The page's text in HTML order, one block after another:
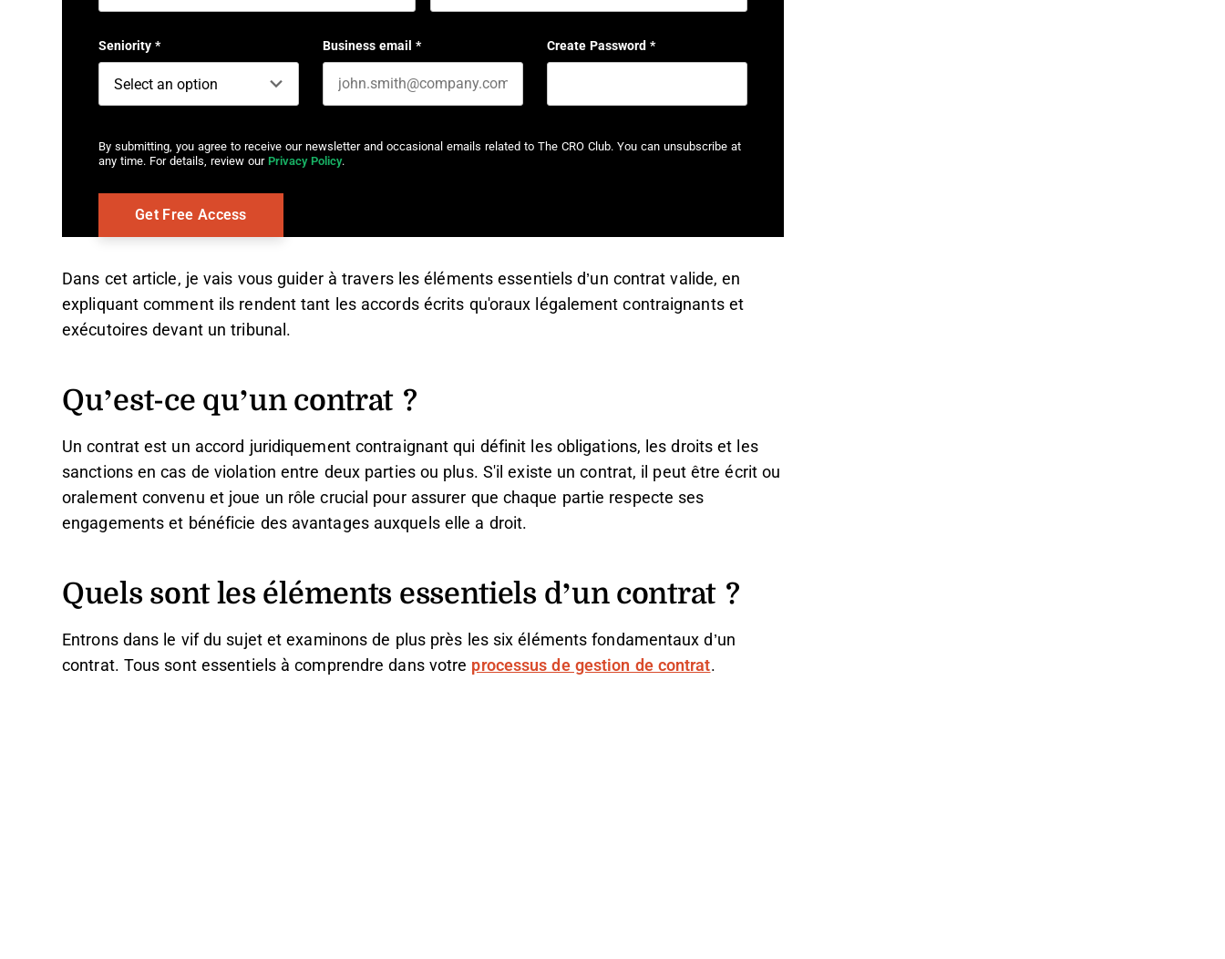
Seniority * Business email * Create Password *
By submitting, you agree to receive our newsletter and occasional emails related to The CRO Club. You can unsubscribe at
any time. For details, review our Privacy Policy.
Dans cet article, je vais vous guider à travers les éléments essentiels d’un contrat valide, en
expliquant comment ils rendent tant les accords écrits qu'oraux légalement contraignants et
exécutoires devant un tribunal.
Qu’est-ce qu’un contrat ?
Un contrat est un accord juridiquement contraignant qui définit les obligations, les droits et les
sanctions en cas de violation entre deux parties ou plus. S'il existe un contrat, il peut être écrit ou
oralement convenu et joue un rôle crucial pour assurer que chaque partie respecte ses
engagements et bénéficie des avantages auxquels elle a droit.
Quels sont les éléments essentiels d’un contrat ?
Entrons dans le vif du sujet et examinons de plus près les six éléments fondamentaux d’un
contrat. Tous sont essentiels à comprendre dans votre processus de gestion de contrat.